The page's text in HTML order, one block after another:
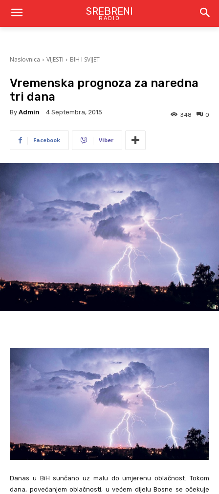
SREBRENI
RADIO
Naslovnica VIJESTI BIH I SVIJET
Vremenska prognoza za naredna
tri dana
By Admin 4 Septembra, 2015 0
348
Facebook Viber
Danas u BiH sunčano uz malu do umjerenu oblačnost. Tokom
dana, povećanjem oblačnosti, u većem dijelu Bosne se očekuje